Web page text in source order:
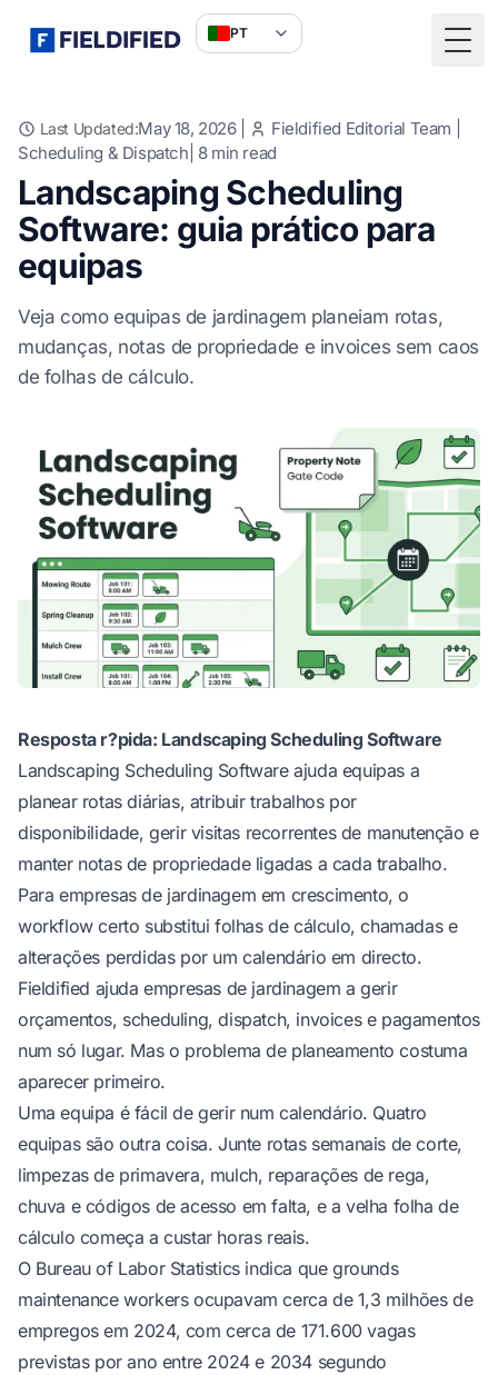
PT
Last Updated:May 18, 2026| Fieldified Editorial Team
Scheduling & Dispatch 8min read
Landscaping Scheduling
Software: guia prático para
equipas
Veja como equipas de jardinagem planeiam rotas,
mudanças, notas de propriedade e invoices sem caos
de folhas de cálculo.
Resposta r?pida: Landscaping Scheduling Software
Landscaping Scheduling Software ajuda equipas a
planear rotas diárias, atribuir trabalhos por
disponibilidade, gerir visitas recorrentes de manutenção e
manter notas de propriedade ligadas a cada trabalho.
Para empresas de jardinagem em crescimento, o
workflow certo substitui folhas de cálculo, chamadas e
alterações perdidas por um calendário em directo.
Fieldified ajuda empresas de jardinagem a gerir
orçamentos, scheduling, dispatch, invoices e pagamentos
num só lugar. Mas o problema de planeamento costuma
aparecer primeiro.
Uma equipa é fácil de gerir num calendário. Quatro
equipas são outra coisa. Junte rotas semanais de corte,
limpezas de primavera, mulch, reparações de rega,
chuva e códigos de acesso em falta, e a velha folha de
cálculo começa a custar horas reais.
O Bureau of Labor Statistics indica que grounds
maintenance workers ocupavam cerca de 1,3 milhões de
empregos em 2024, com cerca de 171.600 vagas
previstas por ano entre 2024 e 2034 segundo